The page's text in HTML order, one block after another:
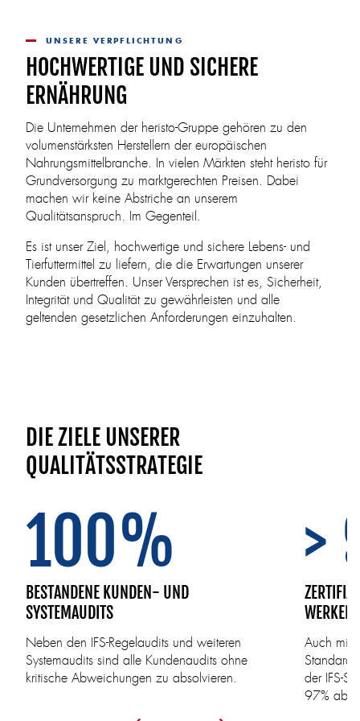
UNSERE VERPFLICHTUNG
HOCHWERTIGE UND SICHERE
ERNÄHRUNG
Die Unternehmen der heristo-Gruppe gehören zu den
volumenstärksten Herstellern der europäischen
Nahrungsmittelbranche. In vielen Märkten steht heristo für
Grundversorgung zu marktgerechten Preisen. Dabei
machen wir keine Abstriche an unserem
Qualitätsanspruch. Im Gegenteil.
Es ist unser Ziel, hochwertige und sichere Lebens- und
Tierfuttermittel zu liefern, die die Erwartungen unserer
Kunden übertreffen. Unser Versprechen ist es, Sicherheit,
Integrität und Qualität zu gewährleisten und alle
geltenden gesetzlichen Anforderungen einzuhalten.
DIE ZIELE UNSERER
QUALITÄTSSTRATEGIE
100%
BESTANDENE KUNDEN- UND
SYSTEMAUDITS
Neben den IFS-Regelaudits und weiteren
Systemaudits sind alle Kundenaudits ohne
kritische Abweichungen zu absolvieren.
>
WERKEN
Auch mit
der IFS-
97%